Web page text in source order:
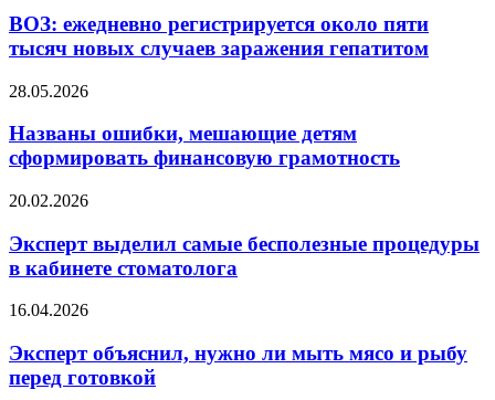
регистрируется
около
пяти
новых
заражения
гепатитом
ВОЗ: ежедневно регистрируется около пяти
тысяч новых случаев заражения гепатитом
Названы
мешающие
детям
сформировать
грамотность
28.05.2026
Названы ошибки, мешающие детям
сформировать финансовую грамотность
Эксперт
самые
бесполезные
процедуры
кабинете
20.02.2026
Эксперт выделил самые бесполезные процедуры
в кабинете стоматолога
Эксперт
нужно
ли
мыть
16.04.2026
Эксперт объяснил, нужно ли мыть мясо и рыбу
перед готовкой